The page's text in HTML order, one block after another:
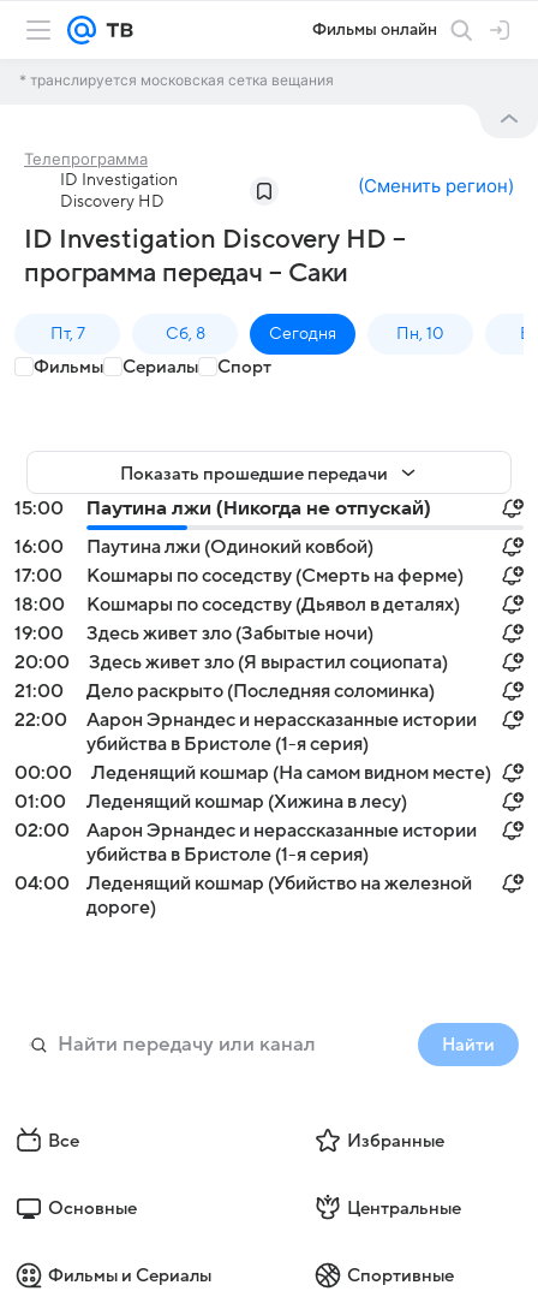
Фильмы онлайн
* транслируется московская сетка вещания
Телепрограмма
ID Investigation
Discovery HD
(Сменить регион)
ID Investigation Discovery HD –
программа передач – Саки
Пт, 7 Сб, 8 Сегодня Пн, 10
Фильмы Сериалы Спорт
Показать прошедшие передачи
15:00
Паутина лжи (Никогда не отпускай)
16:00
Паутина лжи (Одинокий ковбой)
17:00
Кошмары по соседству (Смерть на ферме)
18:00
Кошмары по соседству (Дьявол в деталях)
19:00
Здесь живет зло (Забытые ночи)
20:00
Здесь живет зло (Я вырастил социопата)
21:00
Дело раскрыто (Последняя соломинка)
22:00
Аарон Эрнандес и нерассказанные истории
убийства в Бристоле (1-я серия)
00:00
Леденящий кошмар (На самом видном месте)
01:00
Леденящий кошмар (Хижина в лесу)
02:00
Аарон Эрнандес и нерассказанные истории
убийства в Бристоле (1-я серия)
04:00
Леденящий кошмар (Убийство на железной
дороге)
Найти
Все Избранные
Основные Центральные
Фильмы и Сериалы Спортивные